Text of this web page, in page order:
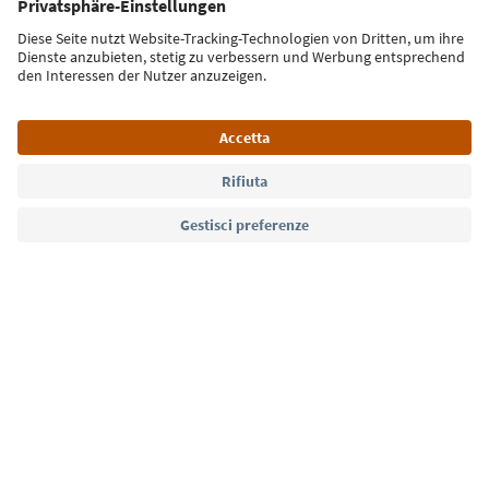
Iscriviti alla newsletter